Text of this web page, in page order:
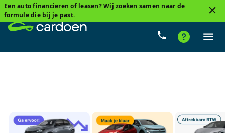
Een autofinancieren of leasen? Wij zoeken samen naar de
formule die bij je past.
Cardoenprijs Type